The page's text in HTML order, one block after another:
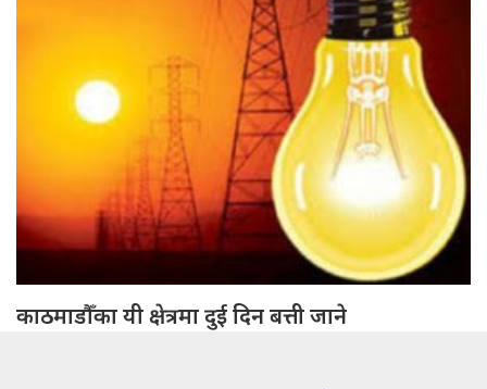
काठमाडौँका यी क्षेत्रमा दुई दिन बत्ती जाने